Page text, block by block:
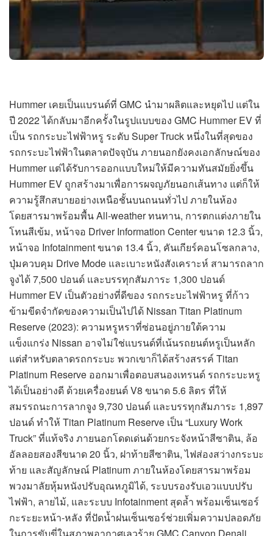
Hummer เคยเป็นแบรนด์ที่ GMC นำมาผลิตและหยุดไป แต่ใน
ปี 2022 ได้กลับมาอีกครั้งในรูปแบบของ GMC Hummer EV ที่
เป็น รถกระบะไฟฟ้าหรู ระดับ Super Truck หนึ่งในที่สุดของ
รถกระบะไฟฟ้าในตลาดปัจจุบัน ภายนอกยังคงเอกลักษณ์ของ
Hummer แต่ได้รับการออกแบบใหม่ให้มีความทันสมัยยิ่งขึ้น
Hummer EV ถูกสร้างมาเพื่อการผจญภัยนอกเส้นทาง แต่ก็ให้
ความรู้สึกสบายอย่างเหนือชั้นบนถนนทั่วไป ภายในห้อง
โดยสารมาพร้อมพื้น All-weather ทนทาน, การตกแต่งภายใน
โทนสีเข้ม, หน้าจอ Driver Information Center ขนาด 12.3 นิ้ว,
หน้าจอ Infotainment ขนาด 13.4 นิ้ว, คันเกียร์คอนโซลกลาง,
ปุ่มควบคุม Drive Mode และเบาะหนังสังเคราะห์ สามารถลาก
จูงได้ 7,500 ปอนด์ และบรรทุกสัมภาระ 1,300 ปอนด์
Hummer EV เป็นตัวอย่างที่ดีของ รถกระบะไฟฟ้าหรู ที่ก้าว
ข้ามขีดจำกัดของความเป็นไปได้ Nissan Titan Platinum
Reserve (2023): ความหรูหราที่ซ่อนอยู่ภายใต้ความ
แข็งแกร่ง Nissan อาจไม่ใช่แบรนด์ที่เน้นรถยนต์หรูเป็นหลัก
แต่สำหรับตลาดรถกระบะ พวกเขาก็ได้สร้างสรรค์ Titan
Platinum Reserve ออกมาเพื่อตอบสนองเทรนด์ รถกระบะหรู
ได้เป็นอย่างดี ด้วยเครื่องยนต์ V8 ขนาด 5.6 ลิตร ที่ให้
สมรรถนะการลากจูง 9,730 ปอนด์ และบรรทุกสัมภาระ 1,897
ปอนด์ ทำให้ Titan Platinum Reserve เป็น “Luxury Work
Truck” ที่แท้จริง ภายนอกโดดเด่นด้วยกระจังหน้าสีซาติน, ล้อ
อัลลอยสองสีขนาด 20 นิ้ว, ฝาท้ายสีซาติน, ไฟส่องสว่างกระบะ
ท้าย และสัญลักษณ์ Platinum ภายในห้องโดยสารมาพร้อม
พวงมาลัยหุ้มหนังปรับอุณหภูมิได้, ระบบรองรับเอวแบบปรับ
ไฟฟ้า, ลายไม้, และระบบ Infotainment สุดล้ำ พร้อมเซ็นเซอร์
กะระยะหน้า-หลัง ที่ปัดน้ำฝนเซ็นเซอร์ช่วยเพิ่มความปลอดภัย
ในการขับขี่ในสภาพอากาศเลวร้าย GMC Canyon Denali